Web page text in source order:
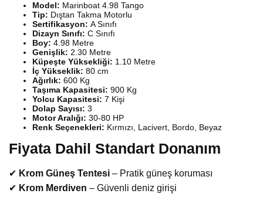
Model: Marinboat 4.98 Tango
Tip: Dıştan Takma Motorlu
Sertifikasyon: A Sınıfı
Dizayn Sınıfı: C Sınıfı
Boy: 4.98 Metre
Genişlik: 2.30 Metre
Küpeşte Yüksekliği: 1.10 Metre
İç Yükseklik: 80 cm
Ağırlık: 600 Kg
Taşıma Kapasitesi: 900 Kg
Yolcu Kapasitesi: 7 Kişi
Dolap Sayısı: 3
Motor Aralığı: 30-80 HP
Renk Seçenekleri: Kırmızı, Lacivert, Bordo, Beyaz
Fiyata Dahil Standart Donanım
✔ Krom Güneş Tentesi – Pratik güneş koruması
✔ Krom Merdiven – Güvenli deniz girişi